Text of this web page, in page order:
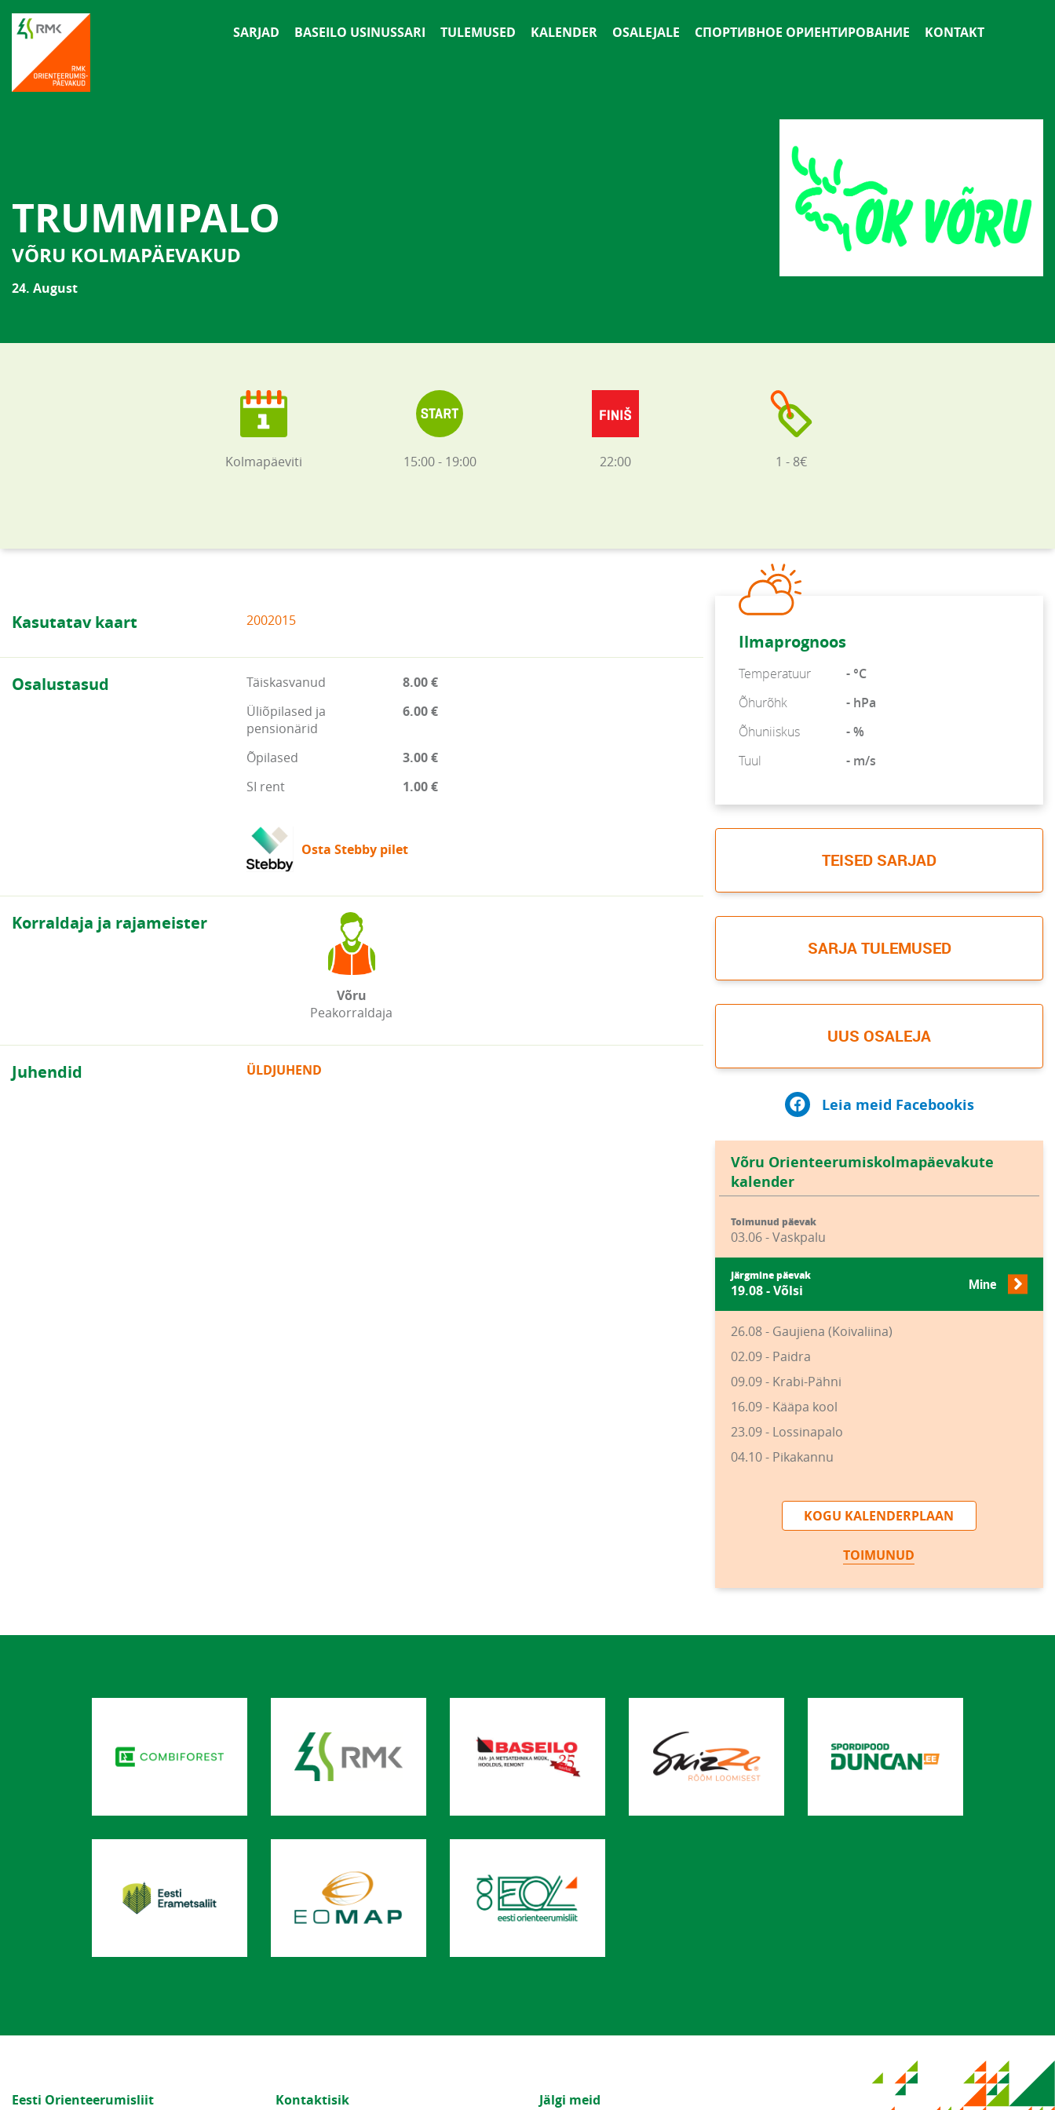
SARJAD BASEILO USINUSSARI TULEMUSED KALENDER OSALEJALE СПОРТИВНОЕ ОРИЕНТИРОВАНИЕ KONTAKT
TRUMMIPALO
VÕRU KOLMAPÄEVAKUD
24. August
Kolmapäeviti 15:00 - 19:00 22:00 1 - 8€
Kasutatav kaart 2002015
Osalustasud Täiskasvanud
8.00 €
Üliõpilased ja
pensionärid
6.00 €
Õpilased
3.00 €
SI rent
1.00 €
Osta Stebby pilet
Korraldaja ja rajameister
Võru
Peakorraldaja
Juhendid ÜLDJUHEND
Ilmaprognoos
Temperatuur
- °C
Õhurõhk
- hPa
Õhuniiskus
- %
Tuul
- m/s
TEISED SARJAD
SARJA TULEMUSED
UUS OSALEJA
Leia meid Facebookis
Võru Orienteerumiskolmapäevakute
kalender
Toimunud päevak
03.06 - Vaskpalu
Järgmine päevak
19.08 - Võlsi Mine
26.08 - Gaujiena (Koivaliina)
02.09 - Paidra
09.09 - Krabi-Pähni
16.09 - Kääpa kool
23.09 - Lossinapalo
04.10 - Pikakannu
KOGU KALENDERPLAAN
TOIMUNUD
Eesti Orienteerumisliit Kontaktisik Jälgi meid